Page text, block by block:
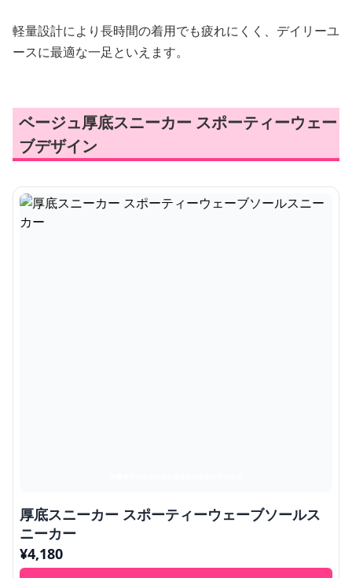
軽量設計により長時間の着用でも疲れにくく、デイリーユ
ースに最適な一足といえます。
ベージュ厚底スニーカー スポーティーウェー
ブデザイン
厚底スニーカー スポーティーウェーブソールス
ニーカー
¥4,180